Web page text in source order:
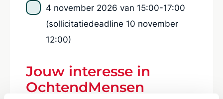
4 november 2026 van 15:00-17:00
(sollicitatiedeadline 10 november
12:00)
Jouw interesse in
OchtendMensen